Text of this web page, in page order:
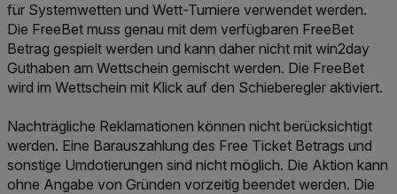
für Systemwetten und Wett-Turniere verwendet werden.
Die FreeBet muss genau mit dem verfügbaren FreeBet
Betrag gespielt werden und kann daher nicht mit win2day
Guthaben am Wettschein gemischt werden. Die FreeBet
wird im Wettschein mit Klick auf den Schieberegler aktiviert.
Nachträgliche Reklamationen können nicht berücksichtigt
werden. Eine Barauszahlung des Free Ticket Betrags und
sonstige Umdotierungen sind nicht möglich. Die Aktion kann
ohne Angabe von Gründen vorzeitig beendet werden. Die